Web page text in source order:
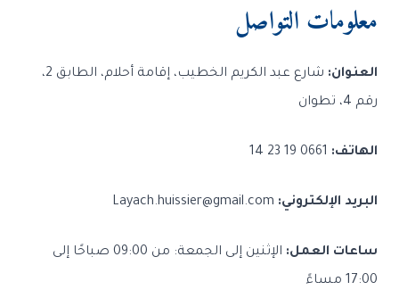
معلومات التواصل
العنوان:
شارع عبد الكريم الخطيب، إقامة أحلام، الطابق 2،
رقم 4، تطوان
الهاتف:
البريد الإلكتروني:
ساعات العمل:
الإثنين إلى الجمعة: من 09:00 صباحًا إلى
17:00 مساءً